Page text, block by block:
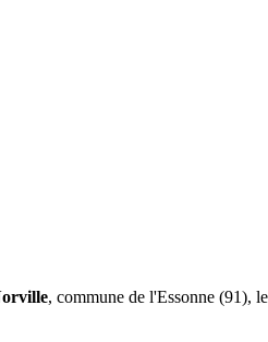
, commune de l'Essonne (91),